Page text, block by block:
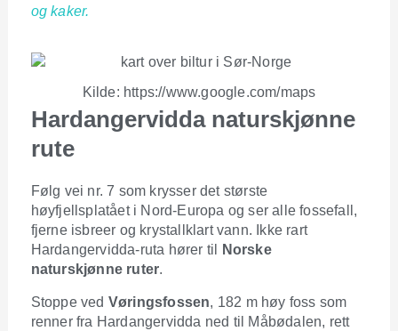
og kaker.
Kilde: https://www.google.com/maps
Hardangervidda naturskjønne
rute
Følg vei nr. 7 som krysser det største
høyfjellsplatået i Nord-Europa og ser alle fossefall,
fjerne isbreer og krystallklart vann. Ikke rart
Hardangervidda-ruta hører til
Norske
naturskjønne ruter.
Stoppe ved Vøringsfossen, 182 m høy foss som
renner fra Hardangervidda ned til Måbødalen, rett